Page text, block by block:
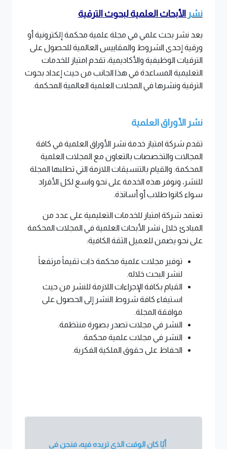
نشر الأبحاث العلمية لبحوث الترقية
يعد نشر بحث علمي في مجلة علمية محكمة إلكترونية أو
ورقية إحدى الشروط والمقاييس العالمية للحصول على
الترقيات الوظيفية والأكاديمية، تقدم امتياز للخدمات
التعليمية المساعدة في هذا الجانب من حيث إعداد بحوث
الترقية ونشرها في المجلات العلمية العالمية المحكمة.
نشر الأوراق العلمية
تقدم شركة امتياز خدمة نشر الأوراق العلمية في كافة
المجالات والتخصصات بالتعاون مع المجلات العلمية
المحكمة. والقيام بالتنسيقات اللازمة التي تطلبها المجلة
للنشر، ونوفر هذه الخدمة على نحو واسع لكل الأفراد
سواء كانوا طلاب أو أساتذة.
تعتمد شركة امتياز للخدمات التعليمية على عدد من
المبادئ خلال نشر الأبحاث العلمية في المجلات المحكمة
على نحو يضمن للعميل الثقة الكافية:
توفير مجلات علمية محكمة ذات تقيماً مرتفعاً
لنشر البحث خلاله.
القيام بكافة الإجراءات اللازمة للنشر من حيث
استيفاء كافة شروط النشر إلى الحصول على
موافقة المجلة.
النشر في مجلات تصدر بصورة منتظمة.
النشر في مجلات علمية محكمة.
الحفاظ على حقوق الملكية الفكرية.
أيًا كان الوقت الذي تريده فيه، فنحن في